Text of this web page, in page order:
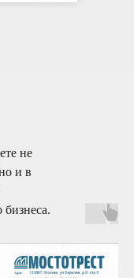
не
и в
бизнеса.